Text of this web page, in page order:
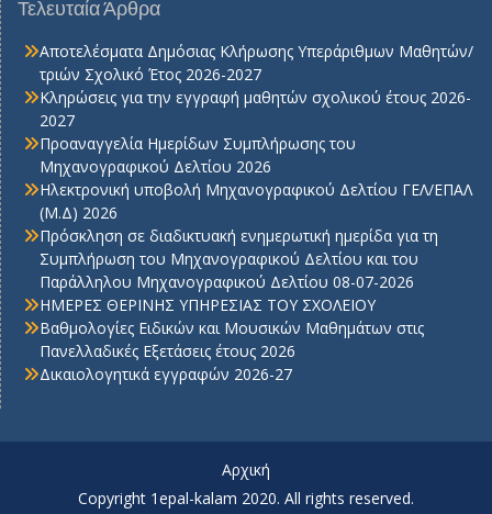
Τελευταία Άρθρα
Αποτελέσματα Δημόσιας Κλήρωσης Υπεράριθμων Μαθητών/
τριών Σχολικό Έτος 2026-2027
Κληρώσεις για την εγγραφή μαθητών σχολικού έτους 2026-
2027
Προαναγγελία Ημερίδων Συμπλήρωσης του
Μηχανογραφικού Δελτίου 2026
Ηλεκτρονική υποβολή Μηχανογραφικού Δελτίου ΓΕΛ/ΕΠΑΛ
(Μ.Δ) 2026
Πρόσκληση σε διαδικτυακή ενημερωτική ημερίδα για τη
Συμπλήρωση του Μηχανογραφικού Δελτίου και του
Παράλληλου Μηχανογραφικού Δελτίου 08-07-2026
ΗΜΕΡΕΣ ΘΕΡΙΝΗΣ ΥΠΗΡΕΣΙΑΣ ΤΟΥ ΣΧΟΛΕΙΟΥ
Βαθμολογίες Ειδικών και Μουσικών Μαθημάτων στις
Πανελλαδικές Εξετάσεις έτους 2026
Δικαιολογητικά εγγραφών 2026-27
Αρχική
Copyright 1epal-kalam 2020. All rights reserved.